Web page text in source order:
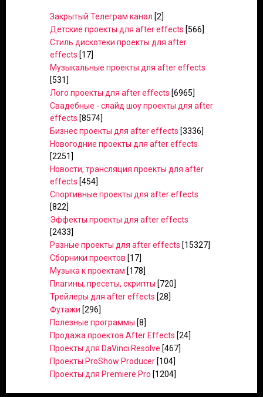
Закрытый Телеграм канал [2]
Детские проекты для after effects [566]
Стиль дискотеки проекты для after
effects [17]
Музыкальные проекты для after effects
[531]
Лого проекты для after effects [6965]
Свадебные - слайд шоу проекты для after
effects [8574]
Бизнес проекты для after effects [3336]
Новогодние проекты для after effects
[2251]
Новости, трансляция проекты для after
effects [454]
Спортивные проекты для after effects
[822]
Эффекты проекты для after effects
[2433]
Разные проекты для after effects [15327]
Сборники проектов [17]
Музыка к проектам [178]
Плагины, пресеты, скрипты [720]
Трейлеры для after effects [28]
Футажи [296]
Полезные программы [8]
Продажа проектов After Effects [24]
Проекты для DaVinci Resolve [467]
Проекты ProShow Producer [104]
Проекты для Premiere Pro [1204]